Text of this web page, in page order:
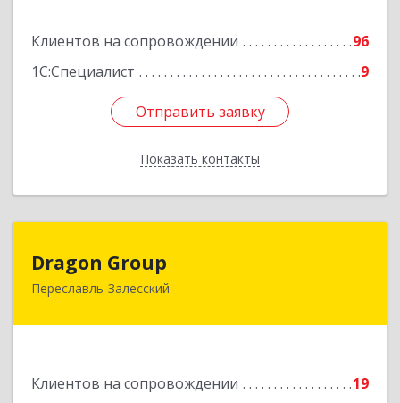
Клиентов на сопровождении
96
1С:Специалист
9
Отправить заявку
Показать контакты
Подробнее
Отправить заявку
Назад
Dragon Group
Переславль-Залесский
Клиентов на сопровождении
19
152020, Ярославская обл, Переславль-